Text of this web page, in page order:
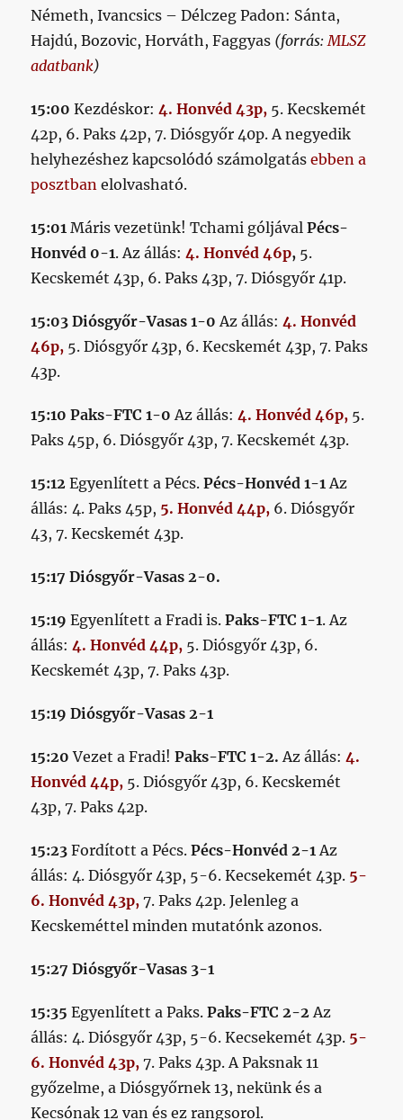
Németh, Ivancsics – Délczeg Padon: Sánta,
Hajdú, Bozovic, Horváth, Faggyas (forrás:MLSZ
adatbank)
15:00 Kezdéskor:4. Honvéd 43p, 5. Kecskemét
42p, 6. Paks 42p, 7. Diósgyőr 40p. A negyedik
helyhezéshez kapcsolódó számolgatásebben a
posztban elolvasható.
15:01Máris vezetünk! Tchami góljávalPécs-
Honvéd 0-1. Az állás:4. Honvéd 46p, 5.
Kecskemét 43p, 6. Paks 43p, 7. Diósgyőr 41p.
15:03 Diósgyőr-Vasas 1-0Az állás:4. Honvéd
46p, 5. Diósgyőr 43p, 6. Kecskemét 43p, 7. Paks
43p.
15:10 Paks-FTC 1-0Az állás:4. Honvéd 46p, 5.
Paks 45p, 6. Diósgyőr 43p, 7. Kecskemét 43p.
15:12Egyenlített a Pécs.Pécs-Honvéd 1-1Az
állás: 4. Paks 45p, 5. Honvéd 44p, 6. Diósgyőr
43, 7. Kecskemét 43p.
15:17 Diósgyőr-Vasas 2-0.
15:19 Egyenlített a Fradi is.Paks-FTC 1-1. Az
állás:4. Honvéd 44p, 5. Diósgyőr 43p, 6.
Kecskemét 43p, 7. Paks 43p.
15:19 Diósgyőr-Vasas 2-1
15:20 Vezet a Fradi!Paks-FTC 1-2. Az állás:4.
Honvéd 44p, 5. Diósgyőr 43p, 6. Kecskemét
43p, 7. Paks 42p.
15:23 Fordított a Pécs.Pécs-Honvéd 2-1Az
állás: 4. Diósgyőr 43p, 5-6. Kecsekemét 43p. 5-
6. Honvéd 43p, 7. Paks 42p. Jelenleg a
Kecskeméttel minden mutatónk azonos.
15:27 Diósgyőr-Vasas 3-1
15:35Egyenlített a Paks.Paks-FTC 2-2Az
állás: 4. Diósgyőr 43p, 5-6. Kecsekemét 43p. 5-
6. Honvéd 43p, 7. Paks 43p. A Paksnak 11
győzelme, a Diósgyőrnek 13, nekünk és a
Kecsónak 12 van és ez rangsorol.